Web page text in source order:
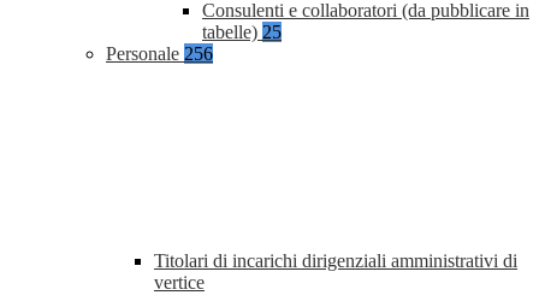
Consulenti e collaboratori (da pubblicare in
tabelle) 25
Personale 256
Titolari di incarichi dirigenziali amministrativi di
vertice